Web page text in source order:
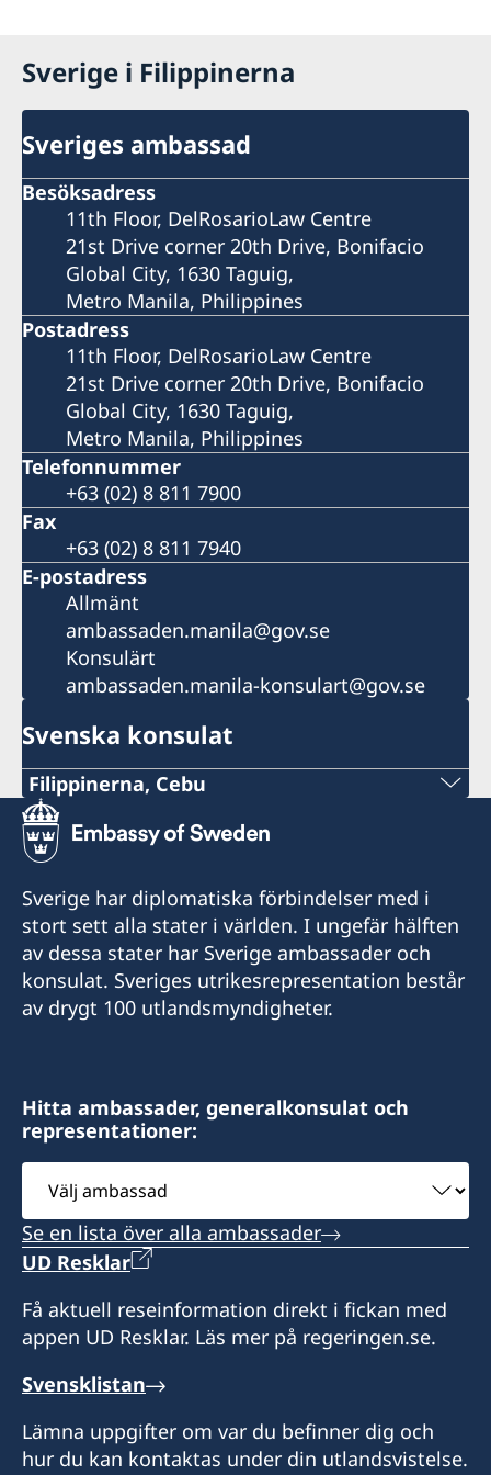
Sverige i Filippinerna
Sveriges ambassad
Besöksadress
11th Floor, DelRosarioLaw Centre
21st Drive corner 20th Drive, Bonifacio
Global City, 1630 Taguig,
Metro Manila, Philippines
Postadress
11th Floor, DelRosarioLaw Centre
21st Drive corner 20th Drive, Bonifacio
Global City, 1630 Taguig,
Metro Manila, Philippines
Telefonnummer
+63 (02) 8 811 7900
Fax
+63 (02) 8 811 7940
E-postadress
Allmänt
ambassaden.manila@gov.se
Konsulärt
ambassaden.manila-konsulart@gov.se
Svenska konsulat
Filippinerna, Cebu
Mobile
+63 (0) 917 311 8976
E-mail
Consulofswedencebu@gmail.com
Vasacrafts Company, Inc.
Måndag-fredag kl 09.30-12.00
Sverige har diplomatiska förbindelser med i
stort sett alla stater i världen. I ungefär hälften
av dessa stater har Sverige ambassader och
konsulat. Sveriges utrikesrepresentation består
av drygt 100 utlandsmyndigheter.
Hitta ambassader, generalkonsulat och
representationer:
Välj
ambassad
Se en lista över alla ambassader
UD Resklar
Få aktuell reseinformation direkt i fickan med
appen UD Resklar. Läs mer på regeringen.se.
Svensklistan
Lämna uppgifter om var du befinner dig och
hur du kan kontaktas under din utlandsvistelse.